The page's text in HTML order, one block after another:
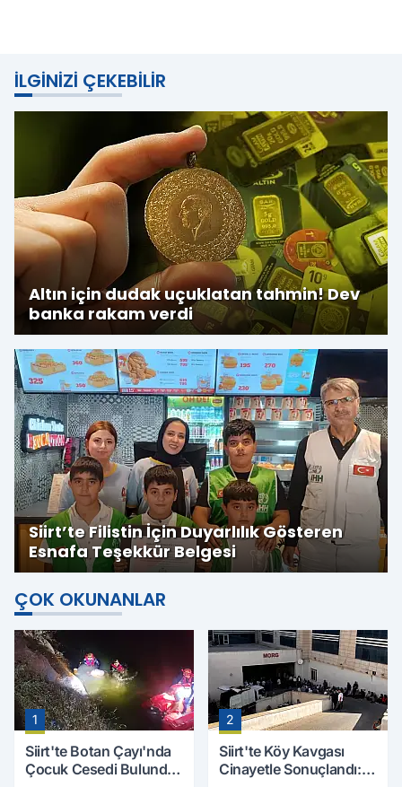
İLGINIZI ÇEKEBILIR
Altın için dudak uçuklatan tahmin! Dev
banka rakam verdi
Siirt’te Filistin İçin Duyarlılık Gösteren
Esnafa Teşekkür Belgesi
ÇOK OKUNANLAR
1
Siirt'te Botan Çayı'nda
Çocuk Cesedi Bulundu:
2
Siirt'te Köy Kavgası
Cinayetle Sonuçlandı: